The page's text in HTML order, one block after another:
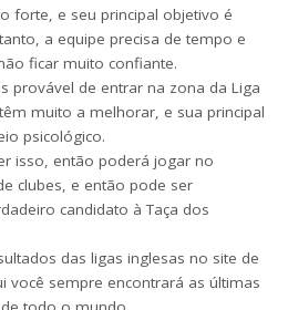
forte, e seu principal objetivo é
a equipe precisa de tempo e
ficar muito confiante.
provável de entrar na zona da Liga
muito a melhorar, e sua principal
psicológico.
isso, então poderá jogar no
clubes, e então pode ser
candidato à Taça dos
das ligas inglesas no site de
você sempre encontrará as últimas